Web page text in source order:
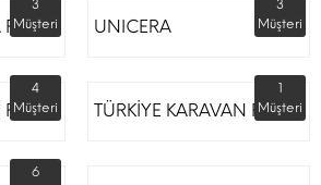
FUARI
3
Müşteri
UNICERA
3
Müşteri
4
Müşteri
TÜRKİYE KARAVAN FUARI
1
Müşteri
6